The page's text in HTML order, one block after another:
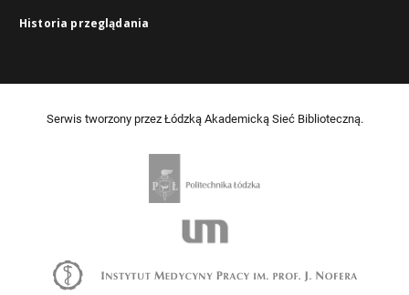
Historia przeglądania
Serwis tworzony przez Łódzką Akademicką Sieć Biblioteczną.